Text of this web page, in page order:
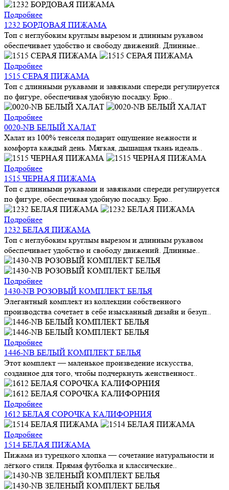
Подробнее
1232 БОРДОВАЯ ПИЖАМА
Топ с неглубоким круглым вырезом и длинным рукавом
обеспечивает удобство и свободу движений. Длинные..
Подробнее
1515 СЕРАЯ ПИЖАМА
Топ с длинными рукавами и завязками спереди регулируется
по фигуре, обеспечивая удобную посадку. Брю..
Подробнее
0020-NB БЕЛЫЙ ХАЛАТ
Халат из 100% тенселя подарит ощущение нежности и
комфорта каждый день. Мягкая, дышащая ткань идеаль..
Подробнее
1515 ЧЕРНАЯ ПИЖАМА
Топ с длинными рукавами и завязками спереди регулируется
по фигуре, обеспечивая удобную посадку. Брю..
Подробнее
1232 БЕЛАЯ ПИЖАМА
Топ с неглубоким круглым вырезом и длинным рукавом
обеспечивает удобство и свободу движений. Длинные..
Подробнее
1430-NB РОЗОВЫЙ КОМПЛЕКТ БЕЛЬЯ
Элегантный комплект из коллекции собственного
производства сочетает в себе изысканный дизайн и безуп..
Подробнее
1446-NB БЕЛЫЙ КОМПЛЕКТ БЕЛЬЯ
Этот комплект — маленькое произведение искусства,
созданное для того, чтобы подчеркнуть женственност..
Подробнее
1612 БЕЛАЯ СОРОЧКА КАЛИФОРНИЯ
Подробнее
1514 БЕЛАЯ ПИЖАМА
Пижама из турецкого хлопка — сочетание натуральности и
лёгкого стиля. Прямая футболка и классические..